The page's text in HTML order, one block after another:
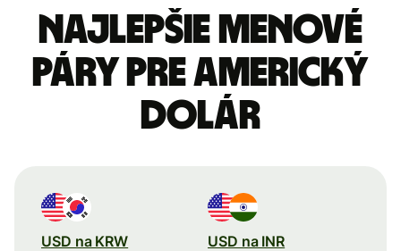
Najlepšie menové
páry pre Americký
dolár
USD na KRW USD na INR